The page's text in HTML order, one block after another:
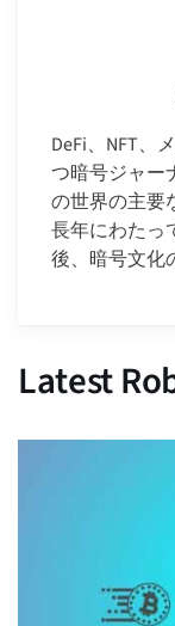
DeFi、NFT、
つ暗号ジャー
の世界の主要
長年にわたっ
後、暗号文化
Latest